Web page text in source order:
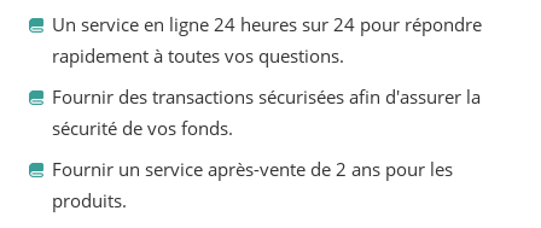
Un service en ligne 24 heures sur 24 pour répondre
rapidement à toutes vos questions.
Fournir des transactions sécurisées afin d'assurer la
sécurité de vos fonds.
Fournir un service après-vente de 2 ans pour les
produits.